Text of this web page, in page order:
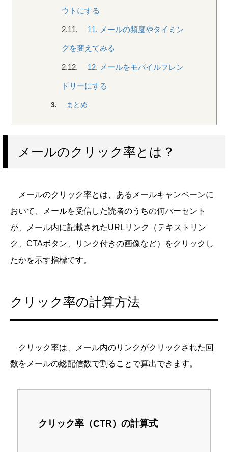
ウトにする
2.11. 11. メールの頻度やタイミン
グを変えてみる
2.12. 12. メールをモバイルフレン
ドリーにする
3. まとめ
メールのクリック率とは？
メールのクリック率とは、あるメールキャンペーンに
おいて、メールを受信した読者のうちの何パーセント
が、メール内に記載されたURLリンク（テキストリン
ク、CTAボタン、リンク付きの画像など）をクリックし
たかを示す指標です。
クリック率の計算方法
クリック率は、メール内のリンクがクリックされた回
数をメールの総配信数で割ることで算出できます。
クリック率（CTR）の計算式